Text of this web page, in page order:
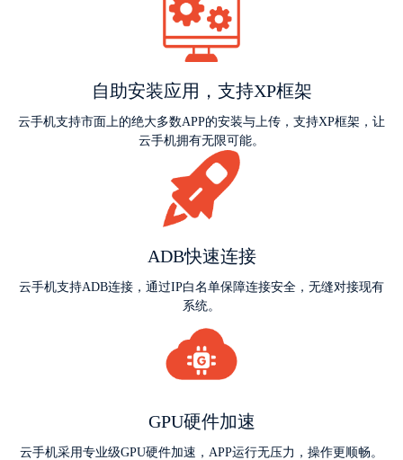
自助安装应用，支持XP框架
云手机支持市面上的绝大多数APP的安装与上传，支持XP框架，让
云手机拥有无限可能。
ADB快速连接
云手机支持ADB连接，通过IP白名单保障连接安全，无缝对接现有
系统。
GPU硬件加速
云手机采用专业级GPU硬件加速，APP运行无压力，操作更顺畅。